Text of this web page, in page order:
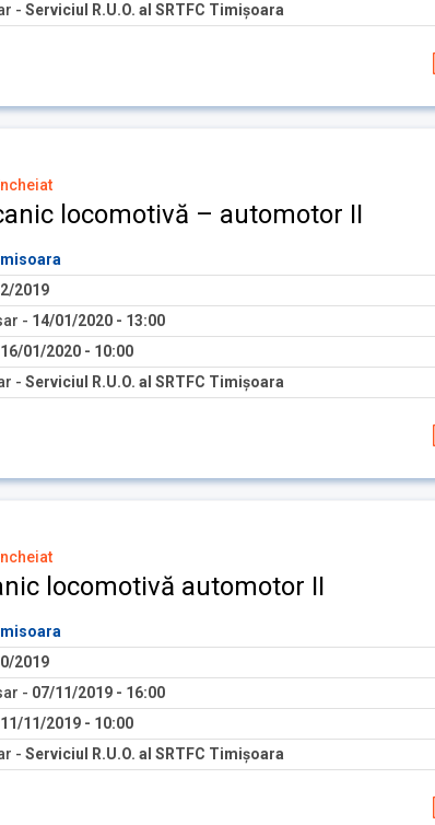
- Serviciul R.U.O. al SRTFC Timişoara
locomotivă – automotor II
2019
- 14/01/2020 - 13:00
16/01/2020 - 10:00
- Serviciul R.U.O. al SRTFC Timişoara
locomotivă automotor II
2019
- 07/11/2019 - 16:00
11/11/2019 - 10:00
- Serviciul R.U.O. al SRTFC Timişoara